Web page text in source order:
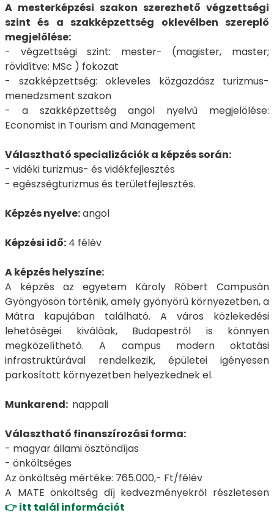
A mesterképzési szakon szerezhető végzettségi
szint és a szakképzettség oklevélben szereplő
megjelölése:
- végzettségi szint: mester- (magister, master;
rövidítve: MSc ) fokozat
- szakképzettség: okleveles közgazdász turizmus-
menedzsment szakon
- a szakképzettség angol nyelvű megjelölése:
Economist in Tourism and Management
Választható specializációk a képzés során:
- vidéki turizmus- és vidékfejlesztés
- egészségturizmus és területfejlesztés.
Képzés nyelve:angol
Képzési idő: 4 félév
A képzés helyszíne:
A képzés az egyetem Károly Róbert Campusán
Gyöngyösön történik, amely gyönyörű környezetben, a
Mátra kapujában található. A város közlekedési
lehetőségei kiválóak, Budapestről is könnyen
megközelíthető. A campus modern oktatási
infrastruktúrával rendelkezik, épületei igényesen
parkosított környezetben helyezkednek el.
Munkarend: nappali
Választható finanszírozási forma:
- magyar állami ösztöndíjas
- önköltséges
Az önköltség mértéke: 765.000,- Ft/félév
A MATE önköltség díj kedvezményekről részletesen
👉 itt talál információt